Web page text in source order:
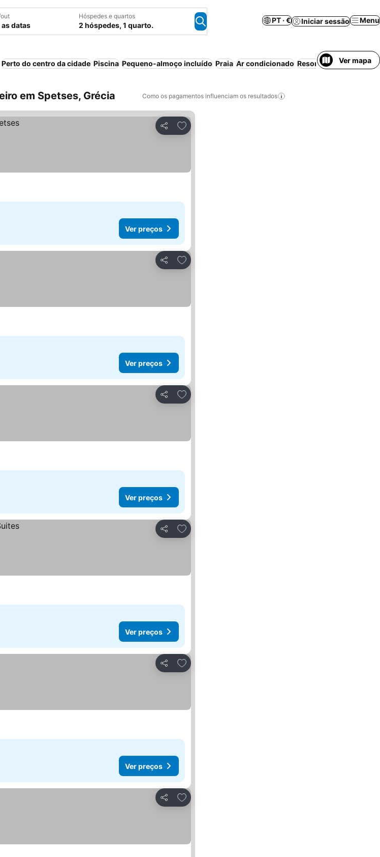
datas
Hóspedes e quartos
2 hóspedes, 1 quarto.
PT · € Iniciar sessão Menu
Perto do centro da cidade Piscina Pequeno-almoço incluído Praia Ar condicionado Resort Meia-pensão
Ver mapa
em Spetses, Grécia Como os pagamentos influenciam os resultados
Partilhar
Adicionar aos favoritos
Ver preços
Partilhar
Adicionar aos favoritos
Ver preços
Partilhar
Adicionar aos favoritos
Ver preços
Partilhar
Adicionar aos favoritos
Ver preços
Partilhar
Adicionar aos favoritos
Ver preços
Partilhar
Adicionar aos favoritos